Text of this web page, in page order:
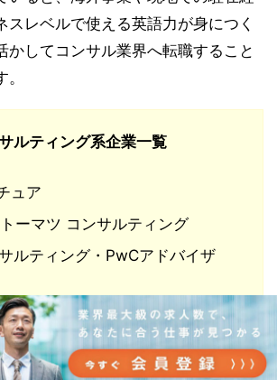
スレベルで使える英語力が身につく
かしてコンサル業界へ転職すること
ルティング系企業一覧
ュア
ーマツ コンサルティング
ルティング・PwCアドバイザ
サル会社のおすすめ